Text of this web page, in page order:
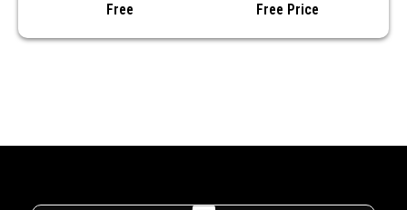
Free
Free Price